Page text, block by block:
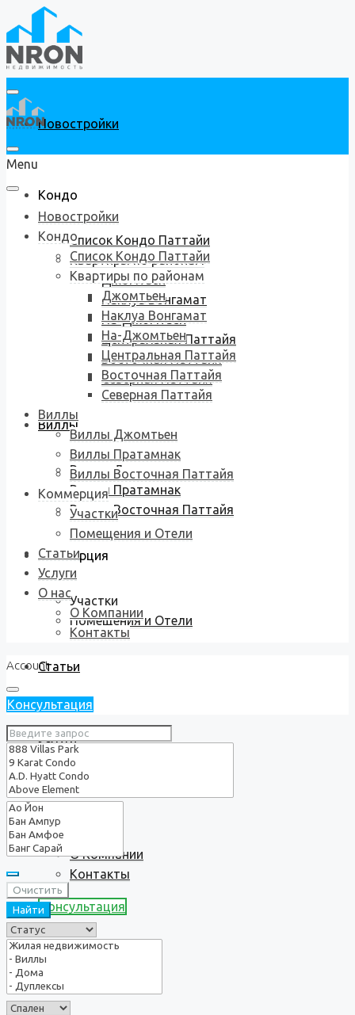
Новостройки
Кондо
Список Кондо Паттайи
Квартиры по районам
Джомтьен
Наклуа Вонгамат
На-Джомтьен
Центральная Паттайя
Восточная Паттайя
Северная Паттайя
Виллы
Виллы Джомтьен
Виллы Пратамнак
Виллы Восточная Паттайя
Коммерция
Участки
Помещения и Отели
Статьи
Услуги
О нас
О Компании
Контакты
Консультация
Menu
Новостройки
Кондо
Список Кондо Паттайи
Квартиры по районам
Джомтьен
Наклуа Вонгамат
На-Джомтьен
Центральная Паттайя
Восточная Паттайя
Северная Паттайя
Виллы
Виллы Джомтьен
Виллы Пратамнак
Виллы Восточная Паттайя
Коммерция
Участки
Помещения и Отели
Статьи
Услуги
О нас
О Компании
Контакты
Account
Консультация
Очистить
Найти